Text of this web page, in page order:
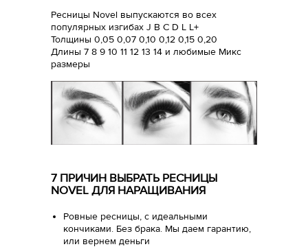
Ресницы Novel выпускаются во всех
популярных изгибах J B C D L L+
Толщины 0,05 0,07 0,10 0,12 0,15 0,20
Длины 7 8 9 10 11 12 13 14 и любимые Микс
размеры
7 ПРИЧИН ВЫБРАТЬ РЕСНИЦЫ
NOVEL ДЛЯ НАРАЩИВАНИЯ
Ровные ресницы, с идеальными
кончиками. Без брака. Мы даем гарантию,
или вернем деньги